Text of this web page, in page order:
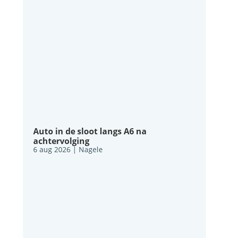
Auto in de sloot langs A6 na
achtervolging
6 aug 2026| Nagele